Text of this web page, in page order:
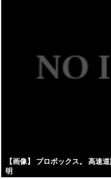
【画像】 プロボックス。 高速
明